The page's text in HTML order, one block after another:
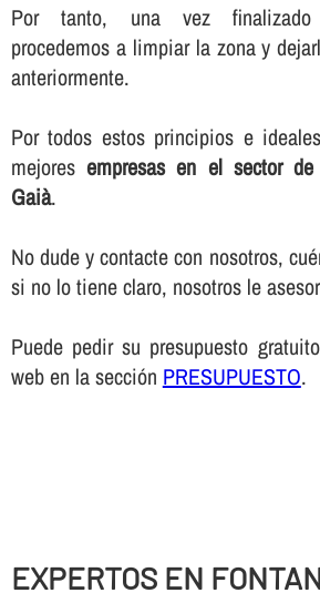
Por tanto, una vez finalizado
procedemos a limpiar la zona y
anteriormente.
Por todos estos principios e
mejoresempresas en el sector
Gaià.
No dude y contacte con nosotros,
si no lo tiene claro, nosotros le
Puede pedir su presupuesto
web en la sección PRESUPUESTO.
EXPERTOS EN